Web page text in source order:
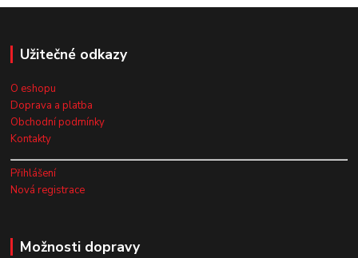
Užitečné odkazy
O eshopu
Doprava a platba
Obchodní podmínky
Kontakty
Přihlášení
Nová registrace
Možnosti dopravy